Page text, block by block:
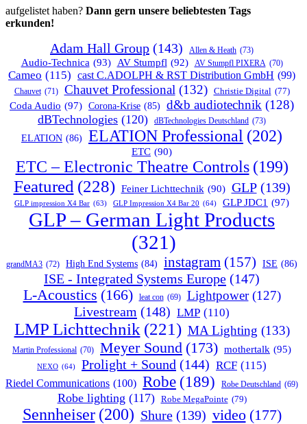
aufgelistet haben? Dann gern unsere beliebtesten Tags
erkunden!
Adam Hall Group (143) Allen & Heath (73)
Audio-Technica (93) AV Stumpfl (92) AV Stumpfl PIXERA (70)
Cameo (115) cast C.ADOLPH & RST Distribution GmbH (99)
Chauvet (71) Chauvet Professional (132) Christie Digital (77)
Coda Audio (97) Corona-Krise (85) d&b audiotechnik (128)
dBTechnologies (120) dBTechnologies Deutschland (73)
ELATION (86) ELATION Professional (202)
ETC (90)
ETC – Electronic Theatre Controls (199)
Featured (228) Feiner Lichttechnik (90) GLP (139)
GLP impression X4 Bar (63) GLP Impression X4 Bar 20 (64) GLP JDC1 (97)
GLP – German Light Products
(321)
grandMA3 (72) High End Systems (84) instagram (157) ISE (86)
ISE - Integrated Systems Europe (147)
L-Acoustics (166) leat con (69) Lightpower (127)
Livestream (148) LMP (110)
LMP Lichttechnik (221) MA Lighting (133)
Martin Professional (70) Meyer Sound (173) mothertalk (95)
NEXO (64) Prolight + Sound (144) RCF (115)
Riedel Communications (100) Robe (189) Robe Deutschland (69)
Robe lighting (117) Robe MegaPointe (79)
Sennheiser (200) Shure (139) video (177)